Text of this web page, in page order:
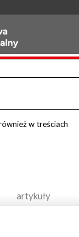
w treściach
artykuły